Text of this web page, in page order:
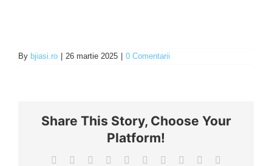
By bjiasi.ro 26 martie 2025 0 Comentarii
Share This Story, Choose Your
Platform!
Facebook Reddit LinkedInWhatsApp
TumblrPinterest Xing